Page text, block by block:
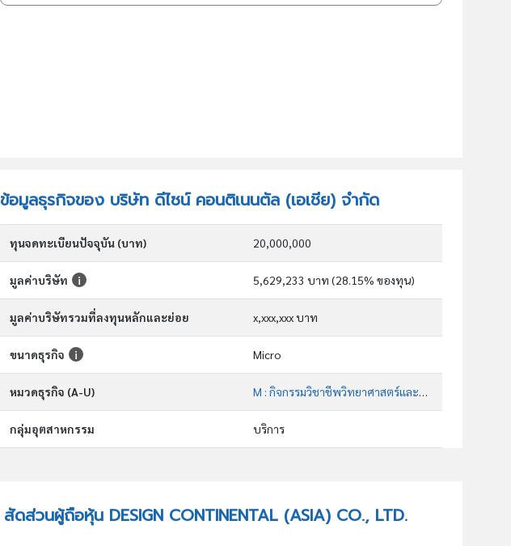
ข้อมูลธุรกิจของ บริษัท ดีไซน์ คอนติเนนตัล (เอเชีย) จำกัด
ทุนจดทะเบียนปัจจุบัน (บาท) 20,000,000
มูลค่าบริษัท 5,629,233 บาท (28.15% ของทุน)
มูลค่าบริษัทรวมที่ลงทุนหลักและย่อย x,xxx,xxx บาท
ขนาดธุรกิจ Micro
หมวดธุรกิจ (A-U) M : กิจกรรมวิชาชีพวิทยาศาสตร์และกิจกรรมทาง วิชาการ
กลุ่มอุตสาหกรรม บริการ
สัดส่วนผู้ถือหุ้น DESIGN CONTINENTAL (ASIA) CO., LTD.